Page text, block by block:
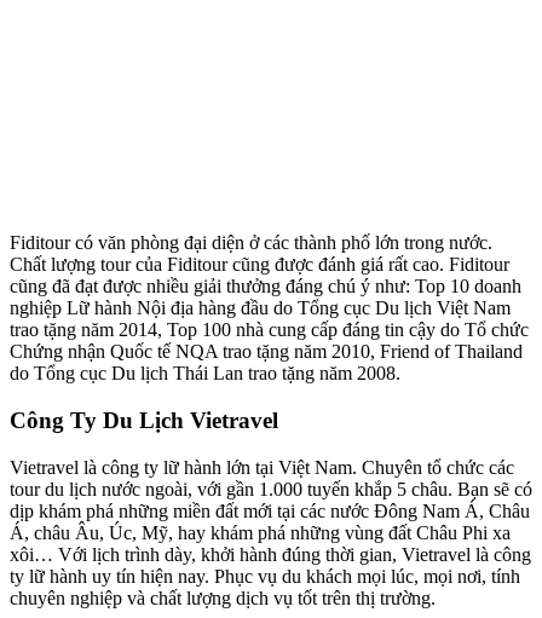
Fiditour có văn phòng đại diện ở các thành phố lớn trong nước.
Chất lượng tour của Fiditour cũng được đánh giá rất cao. Fiditour
cũng đã đạt được nhiều giải thưởng đáng chú ý như: Top 10 doanh
nghiệp Lữ hành Nội địa hàng đầu do Tổng cục Du lịch Việt Nam
trao tặng năm 2014, Top 100 nhà cung cấp đáng tin cậy do Tổ chức
Chứng nhận Quốc tế NQA trao tặng năm 2010, Friend of Thailand
do Tổng cục Du lịch Thái Lan trao tặng năm 2008.
Công Ty Du Lịch Vietravel
Vietravel là công ty lữ hành lớn tại Việt Nam. Chuyên tổ chức các
tour du lịch nước ngoài, với gần 1.000 tuyến khắp 5 châu. Bạn sẽ có
dịp khám phá những miền đất mới tại các nước Đông Nam Á, Châu
Á, châu Âu, Úc, Mỹ, hay khám phá những vùng đất Châu Phi xa
xôi… Với lịch trình dày, khởi hành đúng thời gian, Vietravel là công
ty lữ hành uy tín hiện nay. Phục vụ du khách mọi lúc, mọi nơi, tính
chuyên nghiệp và chất lượng dịch vụ tốt trên thị trường.